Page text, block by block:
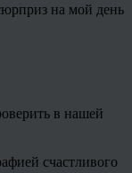
на мой день
в нашей
счастливого